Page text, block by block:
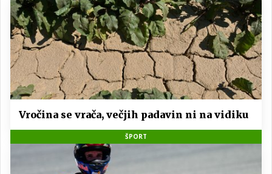
Vročina se vrača, večjih padavin ni na vidiku
ŠPORT